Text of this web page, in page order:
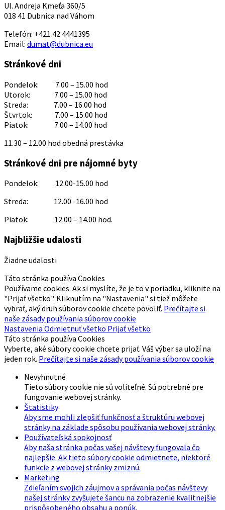
Ul. Andreja Kmeťa 360/5
018 41 Dubnica nad Váhom
Telefón: +421 42 4441395
Email: dumat@dubnica.eu
Stránkové dni
Pondelok: 7.00 – 15.00 hod
Utorok: 7.00 – 15.00 hod
Streda: 7.00 – 16.00 hod
Štvrtok: 7.00 – 15.00 hod
Piatok: 7.00 – 14.00 hod
11.30 – 12.00 hod obedná prestávka
Stránkové dni pre nájomné byty
Pondelok: 12.00-15.00 hod
Streda: 12.00 -16.00 hod
Piatok: 12.00 – 14.00 hod.
Najbližšie udalosti
Žiadne udalosti
Táto stránka používa Cookies
Používame cookies. Ak si myslíte, že je to v poriadku, kliknite na
"Prijať všetko". Kliknutím na "Nastavenia" si tiež môžete
vybrať, aký druh súborov cookie chcete povoliť. Prečítajte si
naše zásady používania súborov cookie
Nastavenia Odmietnuť všetko Prijať všetko
Táto stránka používa Cookies
Vyberte, aké súbory cookie chcete prijať. Váš výber sa uloží na
jeden rok. Prečítajte si naše zásady používania súborov cookie
Nevyhnutné
Tieto súbory cookie nie sú voliteľné. Sú potrebné pre
fungovanie webovej stránky.
Štatistiky
Aby sme mohli zlepšiť funkčnosť a štruktúru webovej
stránky na základe spôsobu používania webovej stránky.
Používateľská spokojnosť
Aby naša stránka počas vašej návštevy fungovala čo
najlepšie. Ak tieto súbory cookie odmietnete, niektoré
funkcie z webovej stránky zmiznú.
Marketing
Zdieľaním svojich záujmov a správania počas návštevy
našej stránky zvyšujete šancu na zobrazenie kvalitnejšie
prispôsobeného obsahu a ponúk.